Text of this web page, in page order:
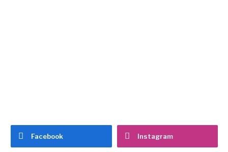
Facebook Instagram